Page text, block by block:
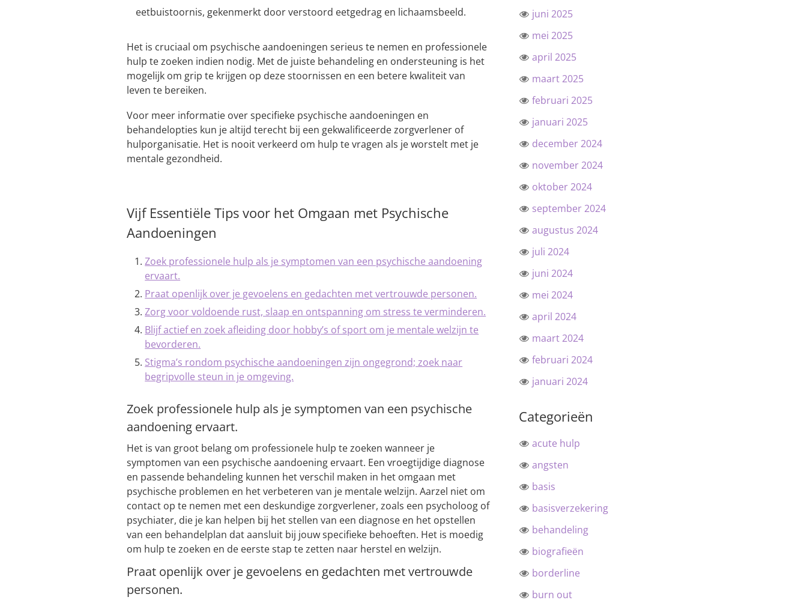
eetbuistoornis, gekenmerkt door verstoord eetgedrag en lichaamsbeeld.
Het is cruciaal om psychische aandoeningen serieus te nemen en professionele
hulp te zoeken indien nodig. Met de juiste behandeling en ondersteuning is het
mogelijk om grip te krijgen op deze stoornissen en een betere kwaliteit van
leven te bereiken.
Voor meer informatie over specifieke psychische aandoeningen en
behandelopties kun je altijd terecht bij een gekwalificeerde zorgverlener of
hulporganisatie. Het is nooit verkeerd om hulp te vragen als je worstelt met je
mentale gezondheid.
Vijf Essentiële Tips voor het Omgaan met Psychische
Aandoeningen
Zoek professionele hulp als je symptomen van een psychische aandoening
ervaart.
Praat openlijk over je gevoelens en gedachten met vertrouwde personen.
Zorg voor voldoende rust, slaap en ontspanning om stress te verminderen.
Blijf actief en zoek afleiding door hobby’s of sport om je mentale welzijn te
bevorderen.
Stigma’s rondom psychische aandoeningen zijn ongegrond; zoek naar
begripvolle steun in je omgeving.
Zoek professionele hulp als je symptomen van een psychische
aandoening ervaart.
Het is van groot belang om professionele hulp te zoeken wanneer je
symptomen van een psychische aandoening ervaart. Een vroegtijdige diagnose
en passende behandeling kunnen het verschil maken in het omgaan met
psychische problemen en het verbeteren van je mentale welzijn. Aarzel niet om
contact op te nemen met een deskundige zorgverlener, zoals een psycholoog of
psychiater, die je kan helpen bij het stellen van een diagnose en het opstellen
van een behandelplan dat aansluit bij jouw specifieke behoeften. Het is moedig
om hulp te zoeken en de eerste stap te zetten naar herstel en welzijn.
Praat openlijk over je gevoelens en gedachten met vertrouwde
personen.
juni 2025
mei 2025
april 2025
maart 2025
februari 2025
januari 2025
december 2024
november 2024
oktober 2024
september 2024
augustus 2024
juli 2024
juni 2024
mei 2024
april 2024
maart 2024
februari 2024
januari 2024
Categorieën
acute hulp
angsten
basis
basisverzekering
behandeling
biografieën
borderline
burn out